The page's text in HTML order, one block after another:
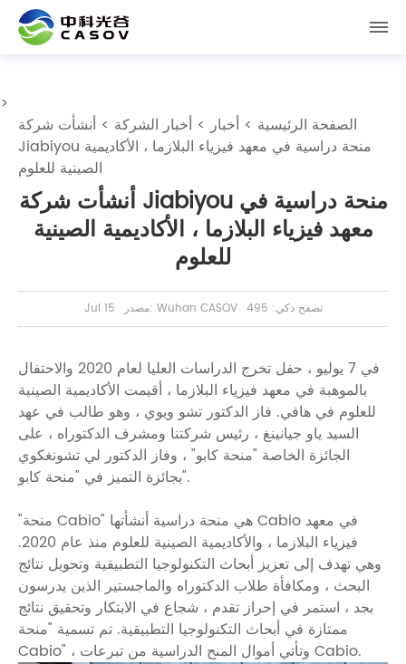
>
الصفحة الرئيسية > أخبار > أخبار الشركة > أنشأت شركة
Jiabiyou منحة دراسية في معهد فيزياء البلازما ، الأكاديمية
الصينية للعلوم
أنشأت شركة Jiabiyou منحة دراسية في
معهد فيزياء البلازما ، الأكاديمية الصينية
للعلوم
Jul 15 مصدر: Wuhan CASOV تصفح ذكي: 495
في 7 يوليو ، حفل تخرج الدراسات العليا لعام 2020 والاحتفال
بالموهبة في معهد فيزياء البلازما ، أقيمت الأكاديمية الصينية
للعلوم في هافي. فاز الدكتور تشو ويوي ، وهو طالب في عهد
السيد ياو جيانينغ ، رئيس شركتنا ومشرف الدكتوراه ، على
الجائزة الخاصة "منحة كابو" ، وفاز الدكتور لي تشونغكوي
بجائزة التميز في "منحة كابو".
"منحة Cabio" هي منحة دراسية أنشأتها Cabio في معهد
فيزياء البلازما ، والأكاديمية الصينية للعلوم منذ عام 2020.
وهي تهدف إلى تعزيز أبحاث التكنولوجيا التطبيقية وتحويل نتائج
البحث ، ومكافأة طلاب الدكتوراه والماجستير الذين يدرسون
بجد ، استمر في إحراز تقدم ، شجاع في الابتكار وتحقيق نتائج
ممتازة في أبحاث التكنولوجيا التطبيقية. تم تسمية "منحة
Cabio" ، وتأتي أموال المنح الدراسية من تبرعات Cabio.